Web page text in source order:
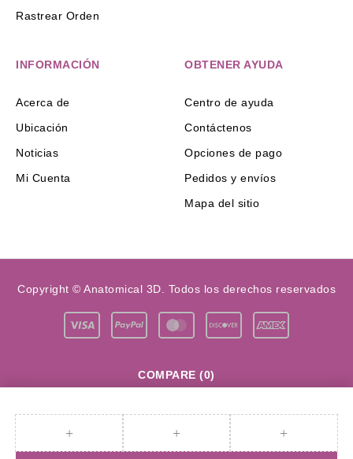
Rastrear Orden
INFORMACIÓN
Acerca de
Ubicación
Noticias
Mi Cuenta
OBTENER AYUDA
Centro de ayuda
Contáctenos
Opciones de pago
Pedidos y envíos
Mapa del sitio
Copyright © Anatomical 3D. Todos los derechos reservados
COMPARE (0)